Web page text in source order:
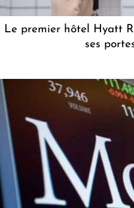
Le premier hôtel Hyatt
ses